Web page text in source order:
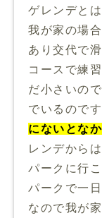
ゲレンデと
我が家の場
あり交代で
コースで練
だ小さいの
でいるのです
にないとな
レンデから
パークに行
パークで一
なので我が